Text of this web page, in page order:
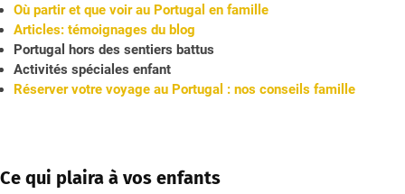
Où partir et que voir au Portugal en famille
Articles: témoignages du blog
Portugal hors des sentiers battus
Activités spéciales enfant
Réserver votre voyage au Portugal : nos conseils famille
Ce qui plaira à vos enfants